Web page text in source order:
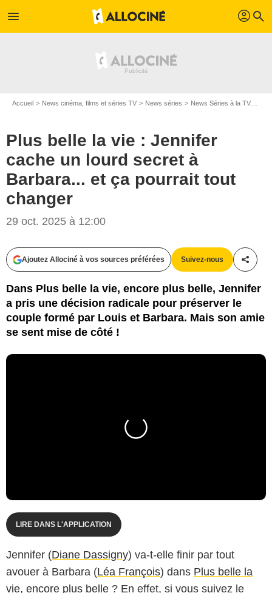
menu profil search
Accueil News cinéma, films et séries TV News séries News Séries à la TV
Plus belle la vie : Jennifer
cache un lourd secret à
Barbara... et ça pourrait tout
changer
29 oct. 2025 à 12:00
Ajoutez Allociné à vos sources préférées Suivez-nous
Dans Plus belle la vie, encore plus belle, Jennifer
a pris une décision radicale pour préserver le
couple formé par Louis et Barbara. Mais son amie
se sent mise de côté !
LIRE DANS L'APPLICATION
Jennifer (Diane Dassigny) va-t-elle finir par tout
avouer à Barbara (Léa François) dans Plus belle la
vie, encore plus belle ? En effet, si vous suivez le